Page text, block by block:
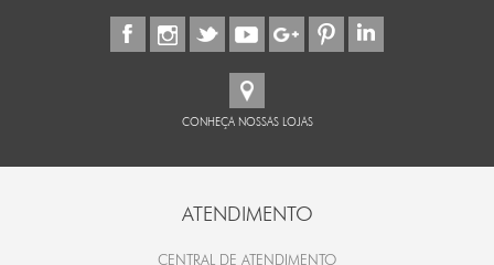
CONHEÇA NOSSAS LOJAS
ATENDIMENTO
CENTRAL DE ATENDIMENTO